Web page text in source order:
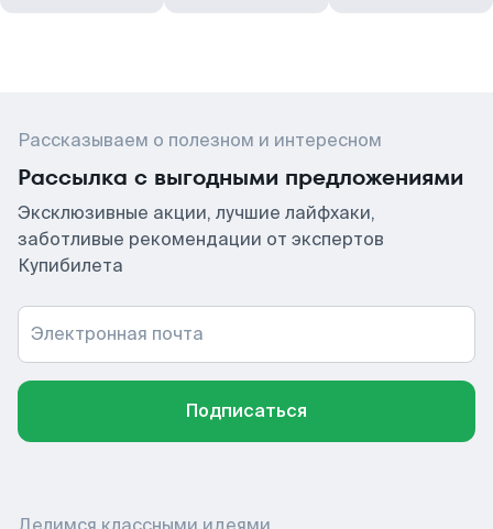
Рассказываем о полезном и интересном
Рассылка с выгодными предложениями
Эксклюзивные акции, лучшие лайфхаки,
заботливые рекомендации от экспертов
Купибилета
Электронная почта
Подписаться